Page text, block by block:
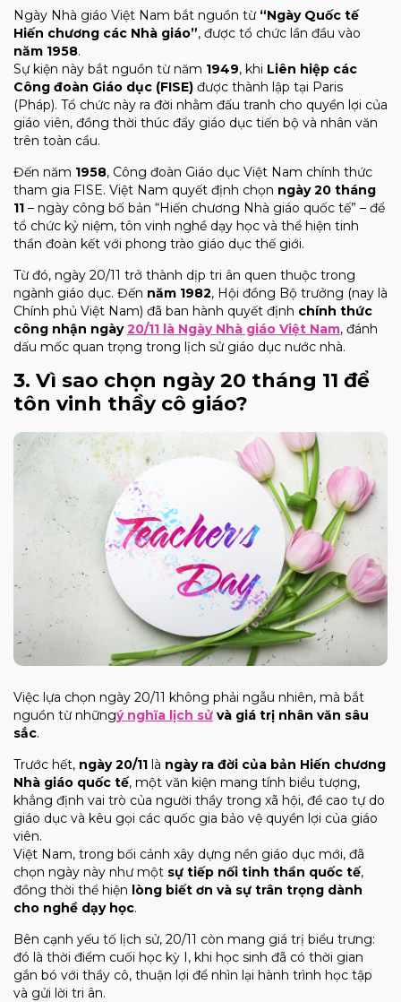
Ngày Nhà giáo Việt Nam bắt nguồn từ “Ngày Quốc tế
Hiến chương các Nhà giáo”, được tổ chức lần đầu vào
năm 1958.
Sự kiện này bắt nguồn từ năm 1949, khi Liên hiệp các
Công đoàn Giáo dục (FISE) được thành lập tại Paris
(Pháp). Tổ chức này ra đời nhằm đấu tranh cho quyền lợi của
giáo viên, đồng thời thúc đẩy giáo dục tiến bộ và nhân văn
trên toàn cầu.
Đến năm 1958, Công đoàn Giáo dục Việt Nam chính thức
tham gia FISE. Việt Nam quyết định chọn ngày 20 tháng
11 – ngày công bố bản “Hiến chương Nhà giáo quốc tế” – để
tổ chức kỷ niệm, tôn vinh nghề dạy học và thể hiện tinh
thần đoàn kết với phong trào giáo dục thế giới.
Từ đó, ngày 20/11 trở thành dịp tri ân quen thuộc trong
ngành giáo dục. Đến năm 1982, Hội đồng Bộ trưởng (nay là
Chính phủ Việt Nam) đã ban hành quyết định chính thức
công nhận ngày20/11 là Ngày Nhà giáo Việt Nam, đánh
dấu mốc quan trọng trong lịch sử giáo dục nước nhà.
3. Vì sao chọn ngày 20 tháng 11 để
tôn vinh thầy cô giáo?
Việc lựa chọn ngày 20/11 không phải ngẫu nhiên, mà bắt
nguồn từ nhữngý nghĩa lịch sử và giá trị nhân văn sâu
sắc.
Trước hết, ngày 20/11 là ngày ra đời của bản Hiến chương
Nhà giáo quốc tế, một văn kiện mang tính biểu tượng,
khẳng định vai trò của người thầy trong xã hội, đề cao tự do
giáo dục và kêu gọi các quốc gia bảo vệ quyền lợi của giáo
viên.
Việt Nam, trong bối cảnh xây dựng nền giáo dục mới, đã
chọn ngày này như một sự tiếp nối tinh thần quốc tế,
đồng thời thể hiện lòng biết ơn và sự trân trọng dành
cho nghề dạy học.
Bên cạnh yếu tố lịch sử, 20/11 còn mang giá trị biểu trưng:
đó là thời điểm cuối học kỳ I, khi học sinh đã có thời gian
gắn bó với thầy cô, thuận lợi để nhìn lại hành trình học tập
và gửi lời tri ân.